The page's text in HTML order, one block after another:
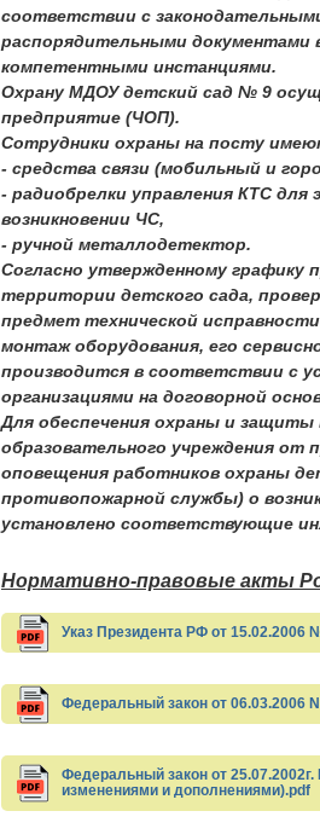
соответствии с
распорядительными документами
компетентными инстанциями.
Охрану МДОУ детский сад № 9
предприятие (ЧОП).
Сотрудники охраны на посту
- cредства связи (мобильный и
- радиобрелки управления КТС
возникновении ЧС,
- ручной металлодетектор.
Согласно утвержденному графику
территории детского сада,
предмет технической
монтаж оборудования, его
производится в соответствии с
организациями на договорной
Для обеспечения охраны и защиты
образовательного учреждения от
оповещения работников охраны
противопожарной службы) о
установлено соответствующие
Нормативно-правовые акты
Указ Президента РФ от 15.02.2006
Федеральный закон от 06.03.2006
Федеральный закон от
изменениями и дополнениями).pdf